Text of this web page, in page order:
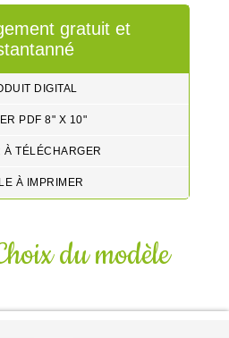
gratuit et
DIGITAL
PDF 8" X 10"
À TÉLÉCHARGER
À IMPRIMER
du modèle